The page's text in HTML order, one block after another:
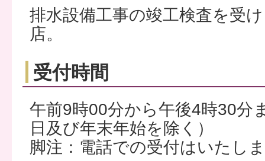
排水設備工事の竣工検査を受
店。
受付時間
午前9時00分から午後4時30分
日及び年末年始を除く）
脚注：電話での受付はいたし